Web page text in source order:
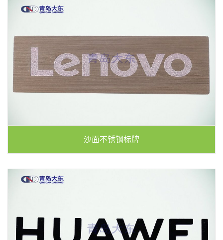
沙面不锈钢标牌